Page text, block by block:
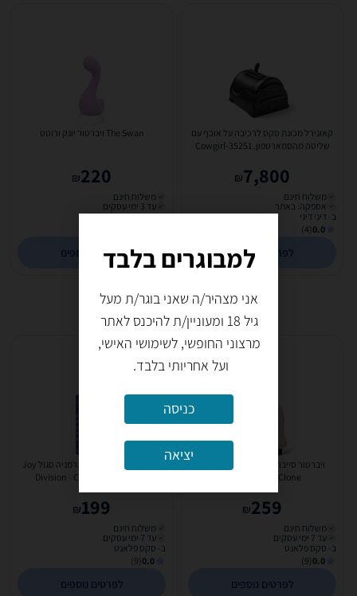
קאוגירל מכונת סקס לרכיבה על אוכף עם
שליטה מהסמארטפון. Cowgirl-35251
7,800
₪
משלוח חינם
אספקה: באתר
ב- דיגי דיגי
0.0
(4)
לפרטים נוספים
The Swan ויברטור יונק ורוטט
220
₪
משלוח חינם
עד 3 ימי עסקים
ב- טעם טבע של גיל
לפרטים נוספים
Judder Super Clone
259
₪
משלוח חינם
עד 7 ימי עסקים
ב- סקס פלאנט
0.0
(9)
לפרטים נוספים
ויברטור סיליקון תוצרת גרמניה סגול Joy
Division - Chris Cross Intense
199
₪
משלוח חינם
עד 7 ימי עסקים
ב- סקס פלאנט
0.0
(9)
לפרטים נוספים
למבוגרים בלבד
אני מצהיר/ה שאני בוגר/ת מעל
גיל 18 ומעוניין/ת להיכנס לאתר
מרצוני החופשי, לשימושי האישי,
ועל אחריותי בלבד.
יציאה
כניסה